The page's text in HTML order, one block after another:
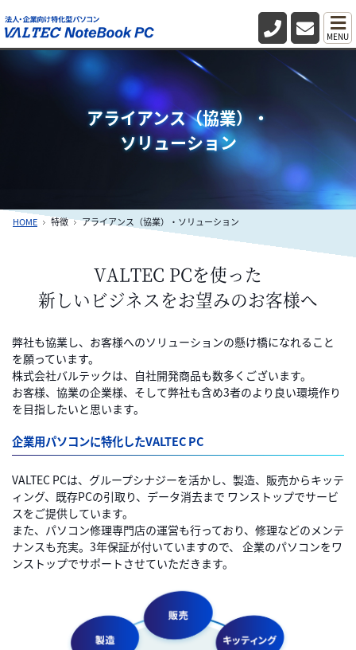
MENU
アライアンス（協業）・
ソリューション
HOME 特徴 アライアンス（協業）・ソリューション
VALTEC PCを使った
新しいビジネスをお望みのお客様へ
弊社も協業し、お客様へのソリューションの懸け橋になれること
を願っています。
株式会社バルテックは、自社開発商品も数多くございます。
お客様、協業の企業様、そして弊社も含め3者のより良い環境作り
を目指したいと思います。
企業用パソコンに特化したVALTEC PC
VALTEC PCは、グループシナジーを活かし、製造、販売からキッテ
ィング、既存PCの引取り、データ消去まで ワンストップでサービ
スをご提供しています。
また、パソコン修理専門店の運営も行っており、修理などのメンテ
ナンスも充実。3年保証が付いていますので、
企業のパソコンをワ
ンストップでサポートさせていただきます。